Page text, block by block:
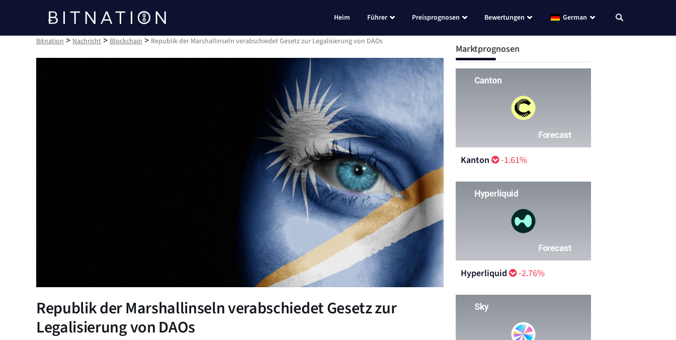
Bitnation
Heim Führer Preisprognosen Bewertungen German
Bitnation > Nachricht > Blockchain > Republik der Marshallinseln verabschiedet Gesetz zur Legalisierung von DAOs
Republik der Marshallinseln verabschiedet Gesetz zur
Legalisierung von DAOs
Marktprognosen
Kanton -1.61%
Hyperliquid -2.76%